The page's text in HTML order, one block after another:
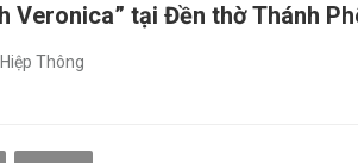
Veronica” tại Đền thờ Thánh
Thông